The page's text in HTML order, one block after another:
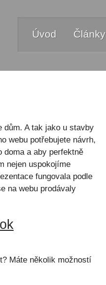
Úvod Články
dům. A tak jako u stavby
webu potřebujete návrh,
a aby perfektně
nejen uspokojíme
fungovala podle
na webu prodávaly
Máte několik možností